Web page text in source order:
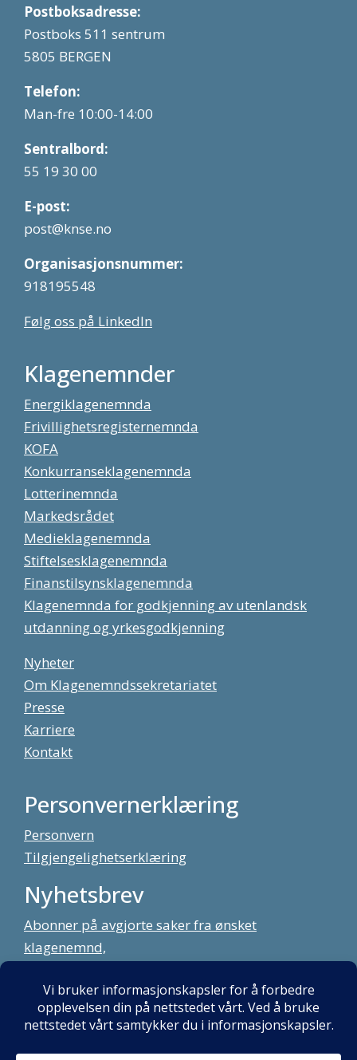
Postboksadresse:
Postboks 511 sentrum
5805 BERGEN
Telefon:
Man-fre 10:00-14:00
Sentralbord:
55 19 30 00
E-post:
post@knse.no
Organisasjonsnummer:
918195548
Følg oss på LinkedIn
Klagenemnder
Energiklagenemnda
Frivillighetsregisternemnda
KOFA
Konkurranseklagenemnda
Lotterinemnda
Markedsrådet
Medieklagenemnda
Stiftelsesklagenemnda
Finanstilsynsklagenemnda
Klagenemnda for godkjenning av utenlandsk
utdanning og yrkesgodkjenning
Nyheter
Om Klagenemndssekretariatet
Presse
Karriere
Kontakt
Personvernerklæring
Personvern
Tilgjengelighetserklæring
Nyhetsbrev
Abonner på avgjorte saker fra ønsket
klagenemnd,